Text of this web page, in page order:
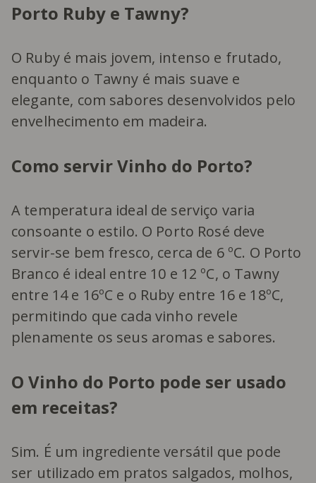
Porto Ruby e Tawny?
O Ruby é mais jovem, intenso e frutado,
enquanto o Tawny é mais suave e
elegante, com sabores desenvolvidos pelo
envelhecimento em madeira.
Como servir Vinho do Porto?
A temperatura ideal de serviço varia
consoante o estilo. O Porto Rosé deve
servir-se bem fresco, cerca de 6 ºC. O Porto
Branco é ideal entre 10 e 12 ºC, o Tawny
entre 14 e 16ºC e o Ruby entre 16 e 18ºC,
permitindo que cada vinho revele
plenamente os seus aromas e sabores.
O Vinho do Porto pode ser usado
em receitas?
Sim. É um ingrediente versátil que pode
ser utilizado em pratos salgados, molhos,